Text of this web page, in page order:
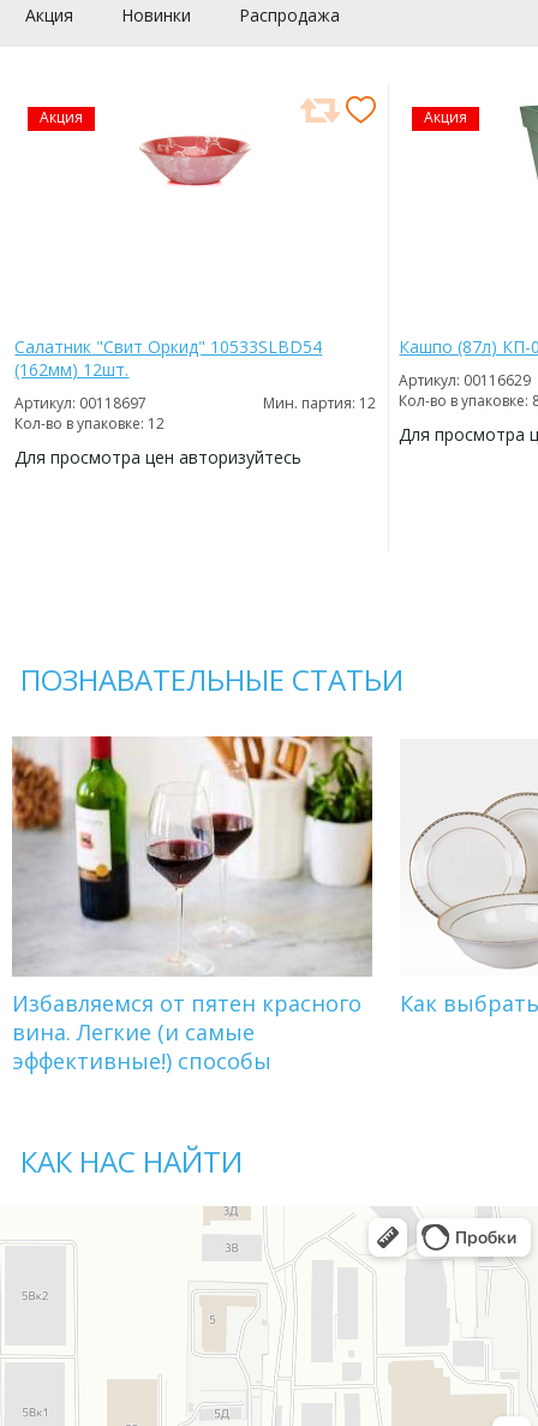
Акция Новинки Распродажа
Акция
Салатник "Свит Оркид" 10533SLBD54
(162мм) 12шт.
Артикул: 00118697
Мин. партия: 12
Кол-во в упаковке: 12
Для просмотра цен авторизуйтесь
Акция
Кашпо (87л) КП-
Артикул: 00116629
Кол-во в упаковке:
Для просмотра
ПОЗНАВАТЕЛЬНЫЕ СТАТЬИ
Избавляемся от пятен красного
вина. Легкие (и самые
эффективные!) способы
Как
КАК НАС НАЙТИ